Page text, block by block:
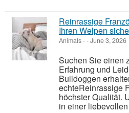
Reinrassige
Ihren Welpen
Animals--June 3, 2026
Suchen Sie einen
Erfahrung und
Bulldoggen
echteReinrassige
höchster Qualität.
in einer